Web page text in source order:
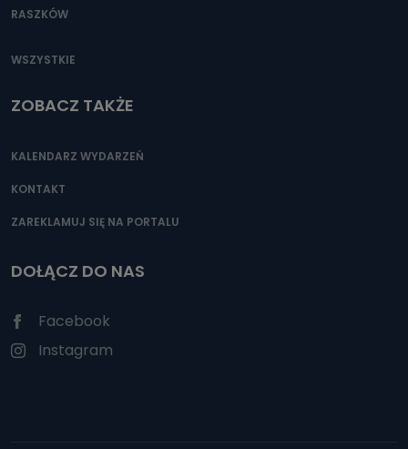
RASZKÓW
WSZYSTKIE
ZOBACZ TAKŻE
KALENDARZ WYDARZEŃ
KONTAKT
ZAREKLAMUJ SIĘ NA PORTALU
DOŁĄCZ DO NAS
Facebook
Instagram